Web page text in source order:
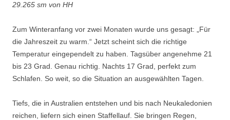
29.265 sm von HH
Zum Winteranfang vor zwei Monaten wurde uns gesagt: „Für
die Jahreszeit zu warm.“ Jetzt scheint sich die richtige
Temperatur eingependelt zu haben. Tagsüber angenehme 21
bis 23 Grad. Genau richtig. Nachts 17 Grad, perfekt zum
Schlafen. So weit, so die Situation an ausgewählten Tagen.
Tiefs, die in Australien entstehen und bis nach Neukaledonien
reichen, liefern sich einen Staffellauf. Sie bringen Regen,